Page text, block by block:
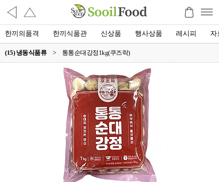
한끼의품격 한끼식품관 신상품 행사상품 레시피 자
(15) 냉동식품류 > 통통순대강정1kg(쿠즈락)